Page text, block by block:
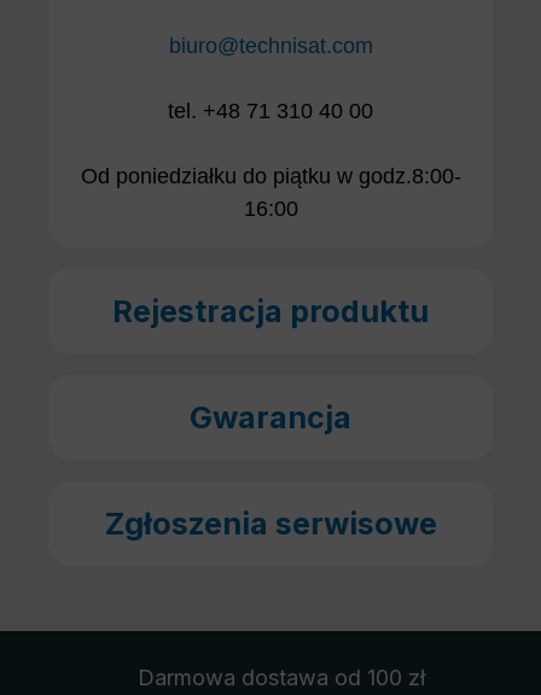
biuro@technisat.com
tel. +48 71 310 40 00
Od poniedziałku do piątku w godz.8:00-
16:00
Rejestracja produktu
Gwarancja
Zgłoszenia serwisowe
Darmowa dostawa od 100 zł